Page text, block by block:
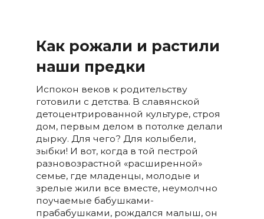
Как рожали и растили
наши предки
Испокон веков к родительству
готовили с детства. В славянской
детоцентрированной культуре, строя
дом, первым делом в потолке делали
дырку. Для чего? Для колыбели,
зыбки! И вот, когда в той пестрой
разновозрастной «расширенной»
семье, где младенцы, молодые и
зрелые жили все вместе, неумолчно
поучаемые бабушками-
прабабушками, рождался малыш, он